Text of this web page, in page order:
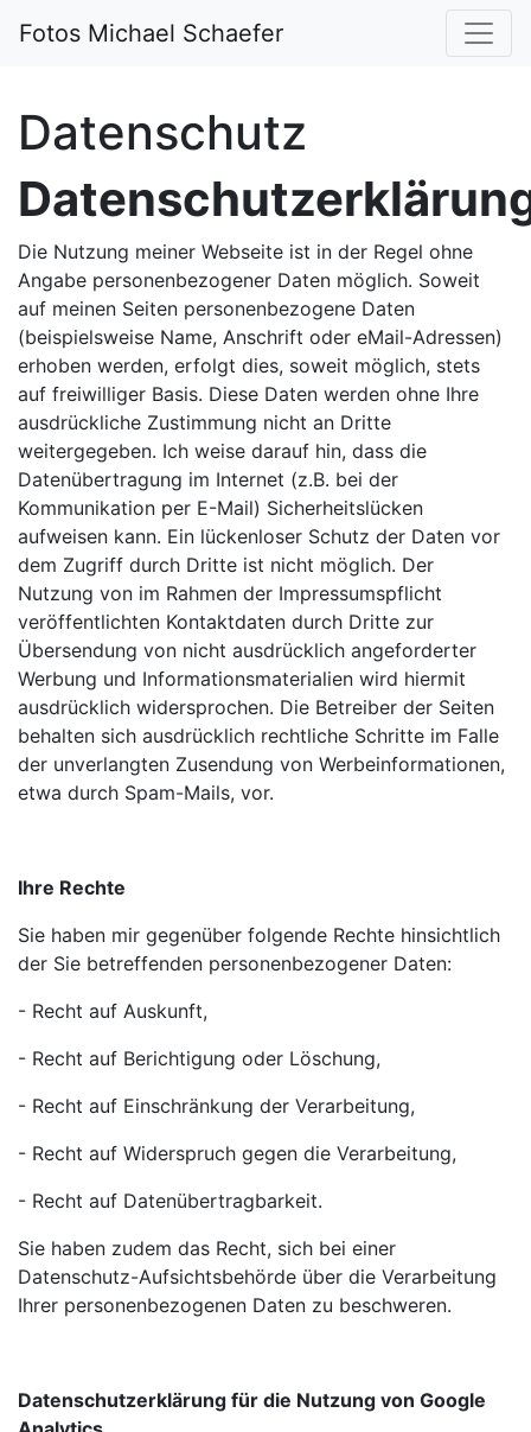
Fotos Michael Schaefer
Datenschutz
Die Nutzung meiner Webseite ist in der Regel ohne
Angabe personenbezogener Daten möglich. Soweit
auf meinen Seiten personenbezogene Daten
(beispielsweise Name, Anschrift oder eMail-Adressen)
erhoben werden, erfolgt dies, soweit möglich, stets
auf freiwilliger Basis. Diese Daten werden ohne Ihre
ausdrückliche Zustimmung nicht an Dritte
weitergegeben. Ich weise darauf hin, dass die
Datenübertragung im Internet (z.B. bei der
Kommunikation per E-Mail) Sicherheitslücken
aufweisen kann. Ein lückenloser Schutz der Daten vor
dem Zugriff durch Dritte ist nicht möglich. Der
Nutzung von im Rahmen der Impressumspflicht
veröffentlichten Kontaktdaten durch Dritte zur
Übersendung von nicht ausdrücklich angeforderter
Werbung und Informationsmaterialien wird hiermit
ausdrücklich widersprochen. Die Betreiber der Seiten
behalten sich ausdrücklich rechtliche Schritte im Falle
der unverlangten Zusendung von Werbeinformationen,
etwa durch Spam-Mails, vor.
Ihre Rechte
Sie haben mir gegenüber folgende Rechte hinsichtlich
der Sie betreffenden personenbezogener Daten:
- Recht auf Auskunft,
- Recht auf Berichtigung oder Löschung,
- Recht auf Einschränkung der Verarbeitung,
- Recht auf Widerspruch gegen die Verarbeitung,
- Recht auf Datenübertragbarkeit.
Sie haben zudem das Recht, sich bei einer
Datenschutz-Aufsichtsbehörde über die Verarbeitung
Ihrer personenbezogenen Daten zu beschweren.
Datenschutzerklärung für die Nutzung von Google